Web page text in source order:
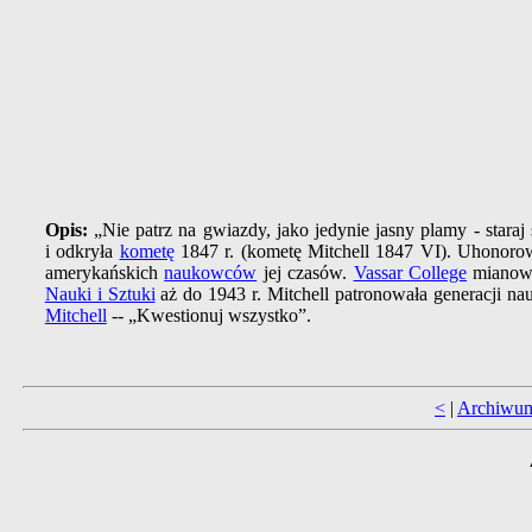
Opis: „Nie patrz na gwiazdy, jako jedynie jasny plamy -
i odkryła kometę1847 r. (kometę Mitchell 1847 VI).
amerykańskichnaukowców jej czasów. Vassar College
Nauki i Sztuki aż do 1943 r. Mitchell patronowała generacji
Mitchell -- „Kwestionuj wszystko”.
< |